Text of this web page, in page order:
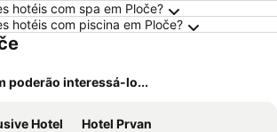
hotéis com spa em Ploče?
hotéis com piscina em Ploče?
poderão interessá-lo...
Hotel
Hotel Prvan